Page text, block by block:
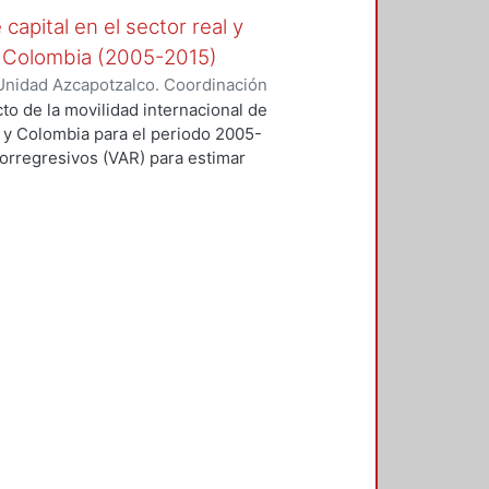
en el sector real y
(2005-2015)
Azcapotzalco. Coordinación
Paola Andrea
de la movilidad internacional de
Colombia para el periodo 2005-
(VAR) para estimar